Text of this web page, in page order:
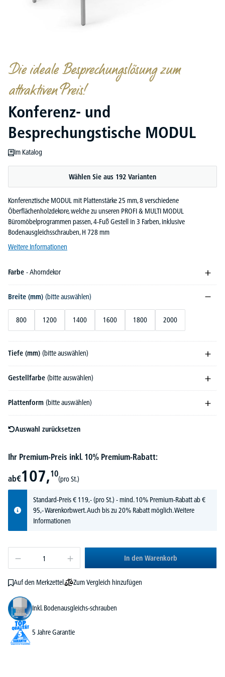
Die ideale Besprechungslösung zum
attraktiven Preis!
Konferenz- und
Besprechungstische MODUL
Im Katalog
Wählen Sie aus 192 Varianten
Konferenztische MODUL mit Plattenstärke 25 mm, 8 verschiedene
Öberflächenholzdekore, welche zu unseren PROFI & MULTI MODUL
Büromöbelprogrammen passen, 4-Fuß Gestell in 3 Farben, inklusive
Bodenausgleichsschrauben, H 728 mm
Weitere Informationen
Farbe - Ahorndekor
Breite (mm) (bitte auswählen)
800 1200 1400 1600 1800 2000
Tiefe (mm) (bitte auswählen)
Gestellfarbe (bitte auswählen)
Plattenform (bitte auswählen)
Auswahl zurücksetzen
Ihr Premium-Preis inkl. 10% Premium-Rabatt:
ab€107,10
(pro St.)
Standard-Preis€ 119,-(pro St.) - mind. 10% Premium-Rabatt ab €
95,- Warenkorbwert. Auch bis zu 20% Rabatt möglich.Weitere
Informationen
In den Warenkorb
Auf den Merkzettel Zum Vergleich hinzufügen
Inkl. Bodenausgleichs-schrauben
5 Jahre Garantie